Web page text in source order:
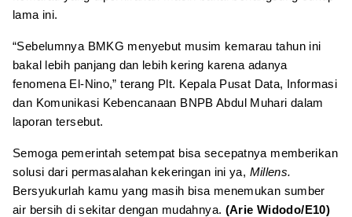
lama ini.
“Sebelumnya BMKG menyebut musim kemarau tahun ini
bakal lebih panjang dan lebih kering karena adanya
fenomena El-Nino,” terang Plt. Kepala Pusat Data, Informasi
dan Komunikasi Kebencanaan BNPB Abdul Muhari dalam
laporan tersebut.
Semoga pemerintah setempat bisa secepatnya memberikan
solusi dari permasalahan kekeringan ini ya, Millens.
Bersyukurlah kamu yang masih bisa menemukan sumber
air bersih di sekitar dengan mudahnya. (Arie Widodo/E10)